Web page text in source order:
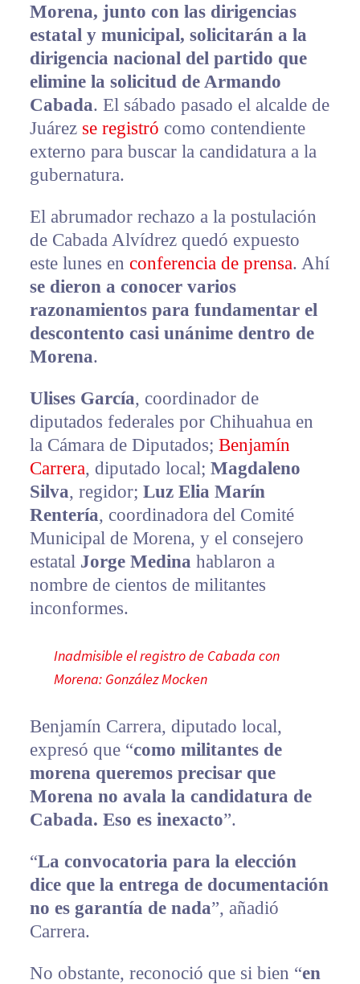
Morena, junto con las dirigencias
estatal y municipal, solicitarán a la
dirigencia nacional del partido que
elimine la solicitud de Armando
Cabada. El sábado pasado el alcalde de
Juárez se registró como contendiente
externo para buscar la candidatura a la
gubernatura.
El abrumador rechazo a la postulación
de Cabada Alvídrez quedó expuesto
este lunes en conferencia de prensa. Ahí
se dieron a conocer varios
razonamientos para fundamentar el
descontento casi unánime dentro de
Morena.
Ulises García, coordinador de
diputados federales por Chihuahua en
la Cámara de Diputados; Benjamín
Carrera, diputado local; Magdaleno
Silva, regidor; Luz Elia Marín
Rentería, coordinadora del Comité
Municipal de Morena, y el consejero
estatal Jorge Medina hablaron a
nombre de cientos de militantes
inconformes.
Inadmisible el registro de Cabada con
Morena: González Mocken
Benjamín Carrera, diputado local,
expresó que “como militantes de
morena queremos precisar que
Morena no avala la candidatura de
Cabada. Eso es inexacto”.
“La convocatoria para la elección
dice que la entrega de documentación
no es garantía de nada”, añadió
Carrera.
No obstante, reconoció que si bien “en